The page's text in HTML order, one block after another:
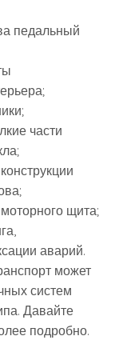
педальный
части
щита;
аварий.
может
систем
Давайте
подробно.